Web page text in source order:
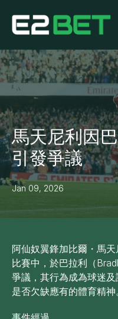
馬天尼利因
引發爭議
Jan 09, 2026
阿仙奴翼鋒加比爾・馬
比賽中，於巴拉利（
爭議，其行為成為球迷
是否欠缺應有的體育精神